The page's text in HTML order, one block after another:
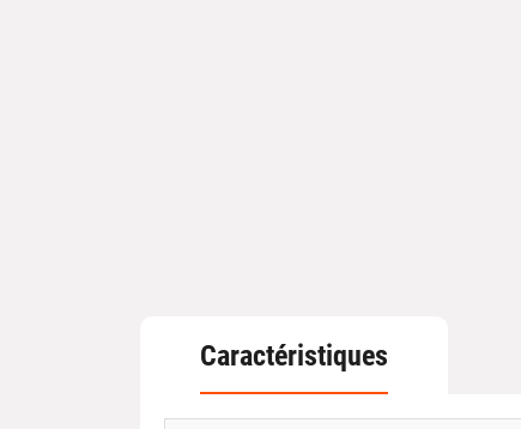
Caractéristiques